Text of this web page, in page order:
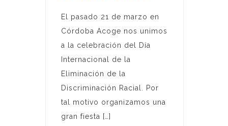
El pasado 21 de marzo en
Córdoba Acoge nos unimos
a la celebración del Día
Internacional de la
Eliminación de la
Discriminación Racial. Por
tal motivo organizamos una
gran fiesta […]